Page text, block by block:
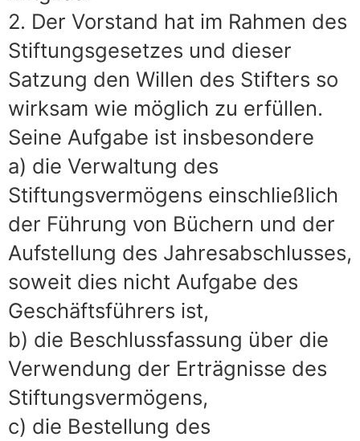
2. Der Vorstand hat im Rahmen des
Stiftungsgesetzes und dieser
Satzung den Willen des Stifters so
wirksam wie möglich zu erfüllen.
Seine Aufgabe ist insbesondere
a) die Verwaltung des
Stiftungsvermögens einschließlich
der Führung von Büchern und der
Aufstellung des Jahresabschlusses,
soweit dies nicht Aufgabe des
Geschäftsführers ist,
b) die Beschlussfassung über die
Verwendung der Erträgnisse des
Stiftungsvermögens,
c) die Bestellung des